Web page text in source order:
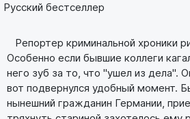
Русский бестселлер
Репортер криминальной хроники
Особенно если бывшие коллеги
него зуб за то, что "ушел из дела".
вот подвернулся удобный момент.
нынешний гражданин Германии,